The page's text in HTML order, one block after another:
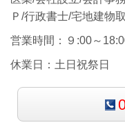
Ｐ/行政書士/宅地建物
営業時間：９:00～
休業日：土日祝祭日